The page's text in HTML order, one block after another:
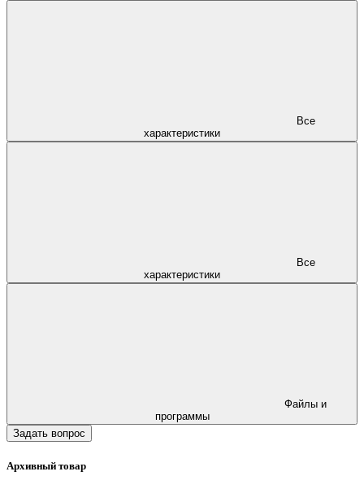
характеристики
характеристики
программы
Задать вопрос
Архивный товар